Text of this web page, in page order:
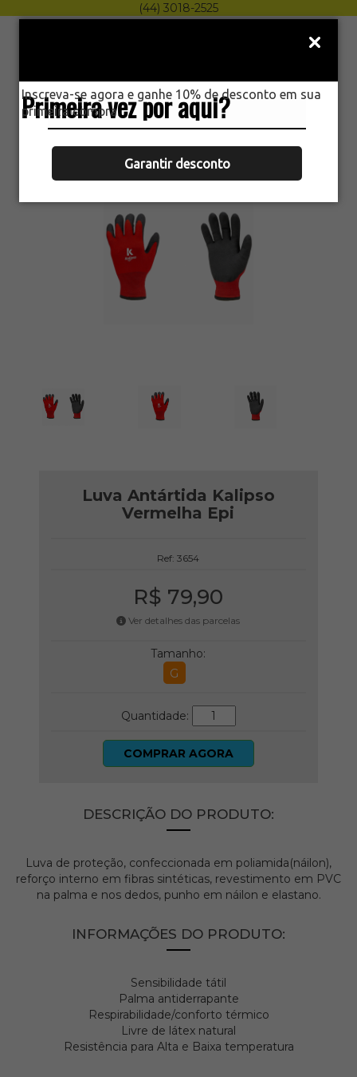
Primeira vez por aqui?
Inscreva-se agora e ganhe 10% de desconto em sua
primeira compra.
Garantir desconto
(44) 3018-2525
Menu
HOME
LUVA ANTÁRTIDA KALIPSO VERMELHA
EPI
Luva Antártida Kalipso
Vermelha Epi
Ref: 3654
R$ 79,90
Ver detalhes das parcelas
Tamanho:
G
Quantidade:
COMPRAR AGORA
DESCRIÇÃO DO PRODUTO:
Luva de proteção, confeccionada em poliamida(náilon),
reforço interno em fibras sintéticas, revestimento em PVC
na palma e nos dedos, punho em náilon e elastano.
INFORMAÇÕES DO PRODUTO:
Sensibilidade tátil
Palma antiderrapante
Respirabilidade/conforto térmico
Livre de látex natural
Resistência para Alta e Baixa temperatura